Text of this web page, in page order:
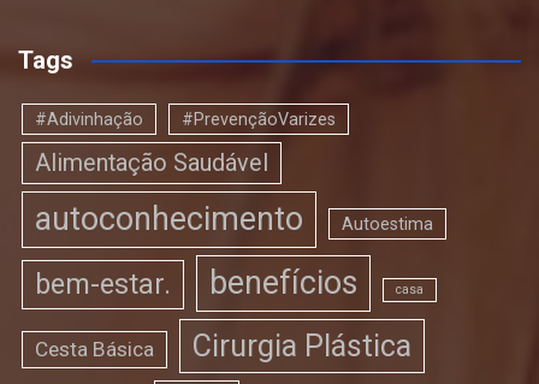
Tags
#Adivinhação #PrevençãoVarizes
Alimentação Saudável
autoconhecimento Autoestima
bem-estar. benefícios casa
Cesta Básica Cirurgia Plástica